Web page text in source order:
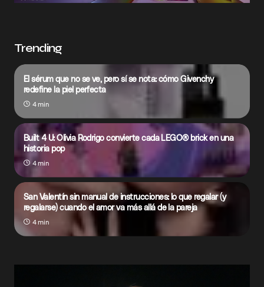
Trending
El sérum que no se ve, pero sí se nota: cómo Givenchy
redefine la piel perfecta
4 min
Built 4 U: Olivia Rodrigo convierte cada LEGO® brick en una
historia pop
4 min
San Valentín sin manual de instrucciones: lo que regalar (y
regalarse) cuando el amor va más allá de la pareja
4 min